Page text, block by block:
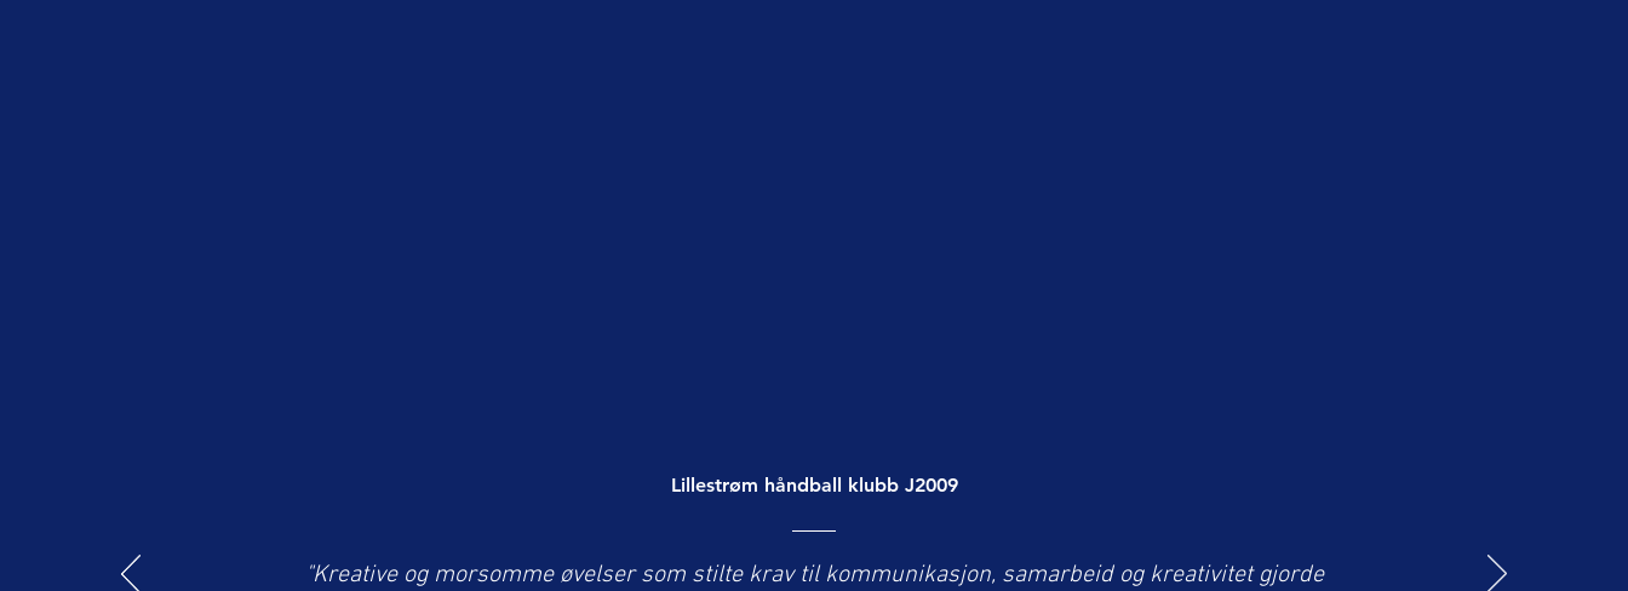
Lillestrøm håndball klubb J2009
"Kreative og morsomme øvelser som stilte krav til kommunikasjon, samarbeid og kreativitet gjorde